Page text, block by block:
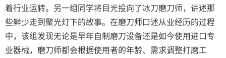
着行业运转。另一组同学将目光投向了冰刀磨刀师，讲述那
些鲜少走到聚光灯下的故事。在磨刀师口述从业经历的过程
中，该组发现无论是早年自制磨刀设备还是如今使用进口专
业器械，磨刀师都会根据使用者的年龄、需求调整打磨工